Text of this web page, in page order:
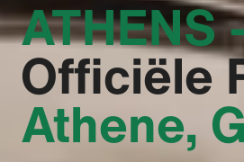
ATHENS
Officiële
Athene,